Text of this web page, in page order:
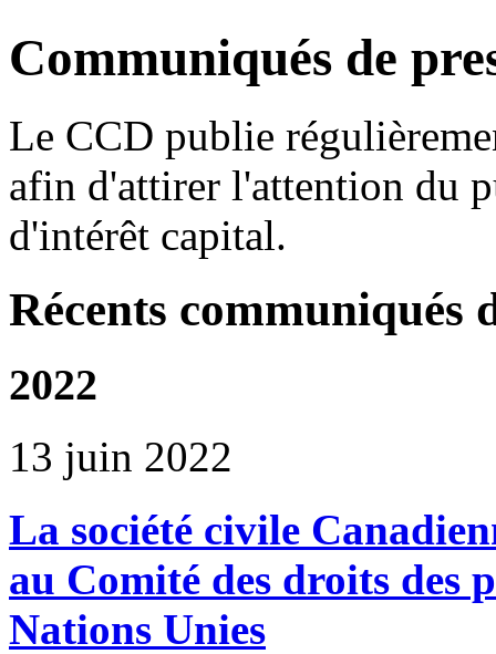
Communiqués de
Le CCD publie
afin d'attirer l'attention du
d'intérêt capital.
Récents communiqués
2022
13 juin 2022
La société civile
au Comité des droits des
Nations Unies